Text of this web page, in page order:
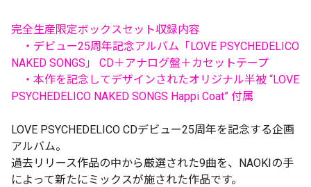
完全生産限定ボックスセット収録内容
・デビュー25周年記念アルバム「LOVE PSYCHEDELICO
NAKED SONGS」 CD＋アナログ盤＋カセットテープ
・本作を記念してデザインされたオリジナル半被 “LOVE
PSYCHEDELICO NAKED SONGS Happi Coat” 付属
LOVE PSYCHEDELICO CDデビュー25周年を記念する企画
アルバム。
過去リリース作品の中から厳選された9曲を、NAOKIの手
によって新たにミックスが施された作品です。